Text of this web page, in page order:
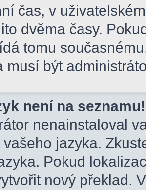
čas, v
dvěma časy.
tomu
musí být
není na seznamu!
nenainstaloval
jazyka.
Pokud
nový překlad.